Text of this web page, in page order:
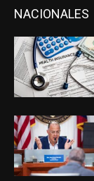
NACIONALES